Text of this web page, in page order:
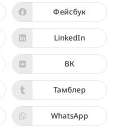
Открывается
в
новом
окне
Фейсбук
Открывается
в
новом
окне
LinkedIn
Открывается
в
новом
окне
ВК
Открывается
в
новом
окне
Тамблер
Открывается
в
WhatsApp